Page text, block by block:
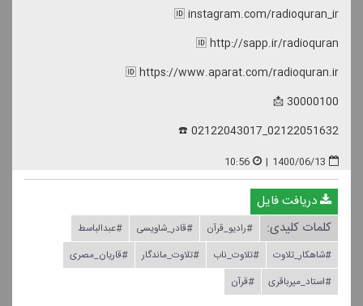
🆔 instagram.com/radioquran_ir
🆔 http://sapp.ir/radioquran
🆔 https://www.aparat.com/radioquran.ir
30000100 📩
02122051632_02122043017 ☎️
1400/06/13
|
10:56
دریافت فایل
کلمات کلیدی:
#رادیو_قرآن #قادر_شاویسی
#عبدالباسط
#شاهكار_تلاوت
#تلاوت_ناب #تلاوت_ماندگار
#قاریان_مصری
#استاد_میرباقری
#قرآن